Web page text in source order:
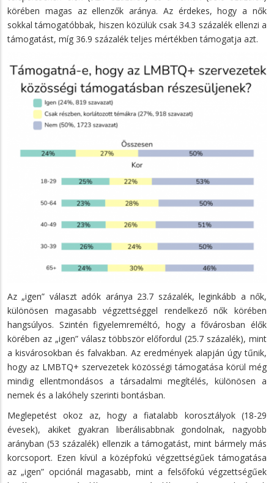
körében magas az ellenzők aránya. Az érdekes, hogy a nők
sokkal támogatóbbak, hiszen közülük csak 34.3 százalék ellenzi a
támogatást, míg 36.9 százalék teljes mértékben támogatja azt.
Az „igen” választ adók aránya 23.7 százalék, leginkább a nők,
különösen magasabb végzettséggel rendelkező nők körében
hangsúlyos. Szintén figyelemreméltó, hogy a fővárosban élők
körében az „igen” válasz többször előfordul (25.7 százalék), mint
a kisvárosokban és falvakban. Az eredmények alapján úgy tűnik,
hogy az LMBTQ+ szervezetek közösségi támogatása körül még
mindig ellentmondásos a társadalmi megítélés, különösen a
nemek és a lakóhely szerinti bontásban.
Meglepetést okoz az, hogy a fiatalabb korosztályok (18-29
évesek), akiket gyakran liberálisabbnak gondolnak, nagyobb
arányban (53 százalék) ellenzik a támogatást, mint bármely más
korcsoport. Ezen kívül a középfokú végzettségűek támogatása
az „igen” opciónál magasabb, mint a felsőfokú végzettségűek